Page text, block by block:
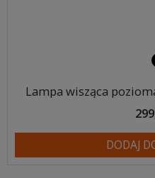
Lampa wisząca
DODAJ